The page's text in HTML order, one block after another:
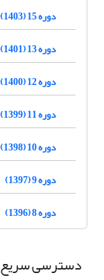
دوره 15 (1403)
دوره 13 (1401)
دوره 12 (1400)
دوره 11 (1399)
دوره 10 (1398)
دوره 9 (1397)
دوره 8 (1396)
دسترسی سریع